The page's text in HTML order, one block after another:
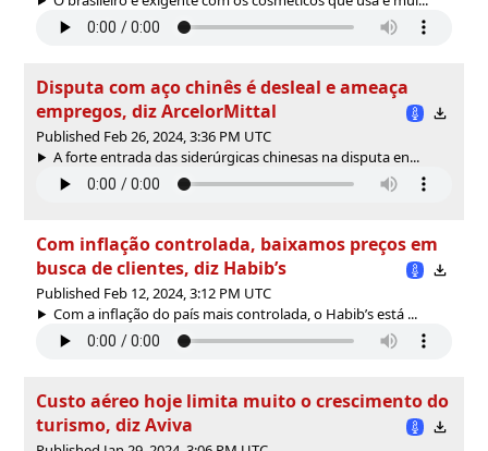
Disputa com aço chinês é desleal e ameaça
empregos, diz ArcelorMittal
Published Feb 26, 2024, 3:36 PM UTC
A forte entrada das siderúrgicas chinesas na disputa en...
Com inflação controlada, baixamos preços em
busca de clientes, diz Habib’s
Published Feb 12, 2024, 3:12 PM UTC
Com a inflação do país mais controlada, o Habib’s está ...
Custo aéreo hoje limita muito o crescimento do
turismo, diz Aviva